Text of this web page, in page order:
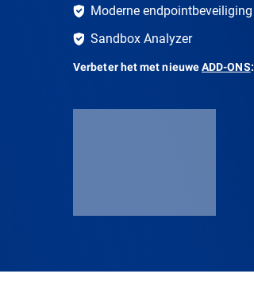
Moderne endpointbeveiliging
Sandbox Analyzer
Verbeter het met nieuweADD-ONS: